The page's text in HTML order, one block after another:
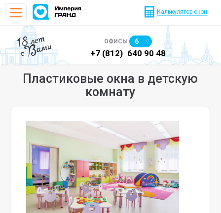
Калькулятор окон
18 лет
с Вами ОФИСЫ 6
640 90 48 +7 (812) 640 90 48
Пластиковые окна в детскую
комнату